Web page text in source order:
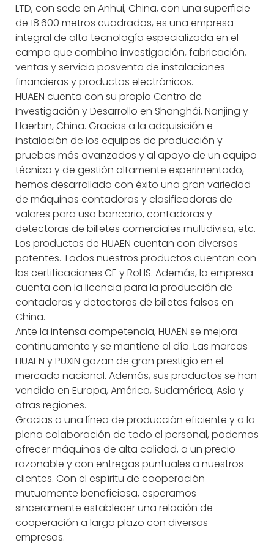
LTD, con sede en Anhui, China, con una superficie
de 18.600 metros cuadrados, es una empresa
integral de alta tecnología especializada en el
campo que combina investigación, fabricación,
ventas y servicio posventa de instalaciones
financieras y productos electrónicos.
HUAEN cuenta con su propio Centro de
Investigación y Desarrollo en Shanghái, Nanjing y
Haerbin, China. Gracias a la adquisición e
instalación de los equipos de producción y
pruebas más avanzados y al apoyo de un equipo
técnico y de gestión altamente experimentado,
hemos desarrollado con éxito una gran variedad
de máquinas contadoras y clasificadoras de
valores para uso bancario, contadoras y
detectoras de billetes comerciales multidivisa, etc.
Los productos de HUAEN cuentan con diversas
patentes. Todos nuestros productos cuentan con
las certificaciones CE y RoHS. Además, la empresa
cuenta con la licencia para la producción de
contadoras y detectoras de billetes falsos en
China.
Ante la intensa competencia, HUAEN se mejora
continuamente y se mantiene al día. Las marcas
HUAEN y PUXIN gozan de gran prestigio en el
mercado nacional. Además, sus productos se han
vendido en Europa, América, Sudamérica, Asia y
otras regiones.
Gracias a una línea de producción eficiente y a la
plena colaboración de todo el personal, podemos
ofrecer máquinas de alta calidad, a un precio
razonable y con entregas puntuales a nuestros
clientes. Con el espíritu de cooperación
mutuamente beneficiosa, esperamos
sinceramente establecer una relación de
cooperación a largo plazo con diversas
empresas.